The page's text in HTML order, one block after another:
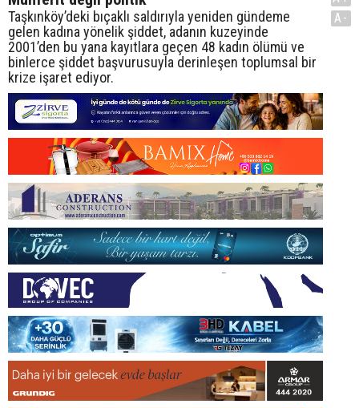
Taşkınköy’deki bıçaklı saldırıyla yeniden gündeme
gelen kadına yönelik şiddet, adanın kuzeyinde
2001’den bu yana kayıtlara geçen 48 kadın ölümü ve
binlerce şiddet başvurusuyla derinleşen toplumsal bir
krize işaret ediyor.
A-